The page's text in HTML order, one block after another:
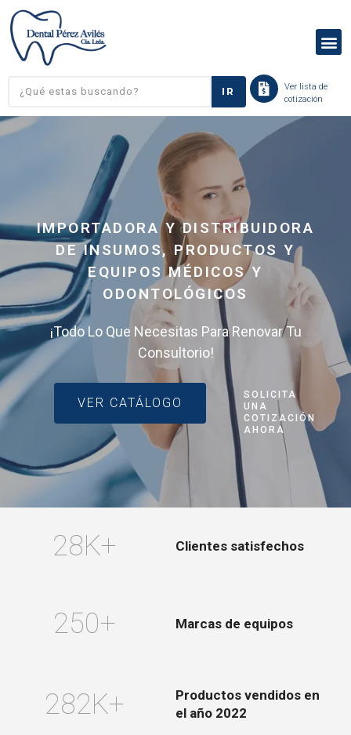
IR
Ver lista de
cotización
IMPORTADORA Y DISTRIBUIDORA
DE INSUMOS, PRODUCTOS Y
EQUIPOS MÉDICOS Y
ODONTOLÓGICOS
¡Todo Lo Que Necesitas Para Renovar Tu
Consultorio!
VER CATÁLOGO
SOLICITA
UNA
COTIZACIÓN
AHORA
28K+ Clientes satisfechos
250+ Marcas de equipos
282K+
Productos vendidos en
el año 2022